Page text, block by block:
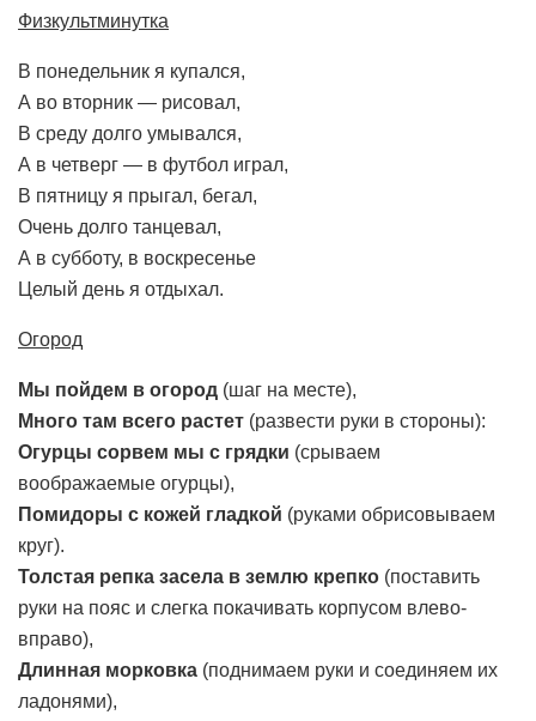
Физкультминутка
В понедельник я купался,
А во вторник — рисовал,
В среду долго умывался,
А в четверг — в футбол играл,
В пятницу я прыгал, бегал,
Очень долго танцевал,
А в субботу, в воскресенье
Целый день я отдыхал.
Огород
Мы пойдем в огород (шаг на месте),
Много там всего растет (развести руки в стороны):
Огурцы сорвем мы с грядки (срываем
воображаемые огурцы),
Помидоры с кожей гладкой (руками обрисовываем
круг).
Толстая репка засела в землю крепко (поставить
руки на пояс и слегка покачивать корпусом влево-
вправо),
Длинная морковка (поднимаем руки и соединяем их
ладонями),